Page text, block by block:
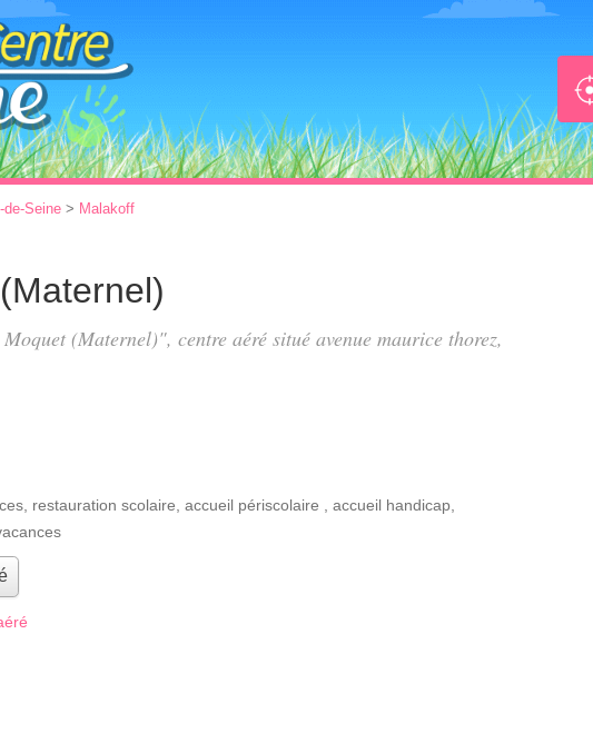
de-Seine > Malakoff
(Maternel)", centre aéré situé avenue maurice thorez,
restauration scolaire accueil périscolaire accueil handicap